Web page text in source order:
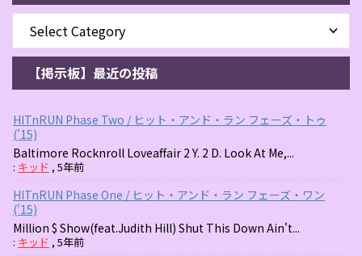
【掲示板】最近の投稿
HITnRUN Phase Two / ヒット・アンド・ラン フェーズ・トゥ
('15)
Baltimore Rocknroll Loveaffair 2 Y. 2 D. Look At Me,...
: キッド , 5年前
HITnRUN Phase One / ヒット・アンド・ラン フェーズ・ワン
('15)
Million $ Show(feat.Judith Hill) Shut This Down Ain't...
: キッド , 5年前